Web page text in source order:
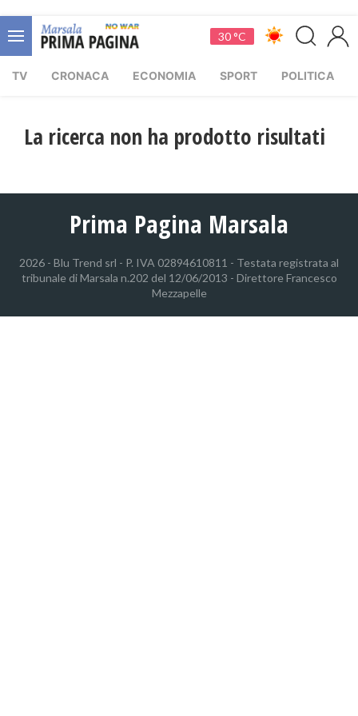
30 °C
TV CRONACA ECONOMIA SPORT POLITICA
La ricerca non ha prodotto risultati
Prima Pagina Marsala
2026 - Blu Trend srl - P. IVA 02894610811 - Testata registrata al
tribunale di Marsala n.202 del 12/06/2013 - Direttore Francesco
Mezzapelle